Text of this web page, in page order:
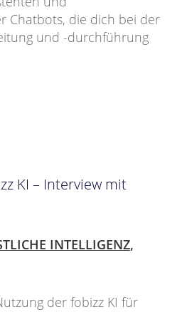
Chatbots, die dich bei der
und -durchführung
KI – Interview mit
INTELLIGENZ,
der fobizz KI für